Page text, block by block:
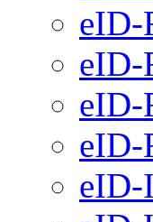
eID-
eID-
eID-
eID-
eID-